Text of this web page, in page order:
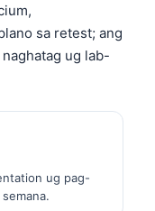
sa retest; ang
naghatag ug lab-
ug pag-